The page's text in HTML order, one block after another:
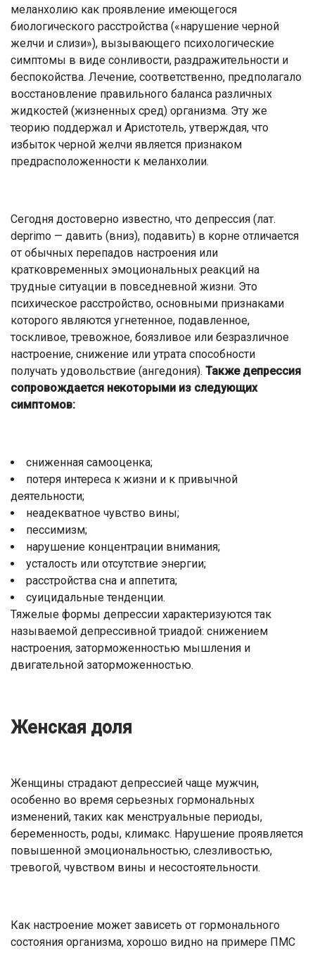
меланхолию как проявление имеющегося
биологического расстройства («нарушение черной
желчи и слизи»), вызывающего психологические
симптомы в виде сонливости, раздражительности и
беспокойства. Лечение, соответственно, предполагало
восстановление правильного баланса различных
жидкостей (жизненных сред) организма. Эту же
теорию поддержал и Аристотель, утверждая, что
избыток черной желчи является признаком
предрасположенности к меланхолии.
Сегодня достоверно известно, что депрессия (лат.
deprimo — давить (вниз), подавить) в корне отличается
от обычных перепадов настроения или
кратковременных эмоциональных реакций на
трудные ситуации в повседневной жизни. Это
психическое расстройство, основными признаками
которого являются угнетенное, подавленное,
тоскливое, тревожное, боязливое или безразличное
настроение, снижение или утрата способности
получать удовольствие (ангедония). Также депрессия
сопровождается некоторыми из следующих
симптомов:
сниженная самооценка;
потеря интереса к жизни и к привычной
деятельности;
неадекватное чувство вины;
пессимизм;
нарушение концентрации внимания;
усталость или отсутствие энергии;
расстройства сна и аппетита;
суицидальные тенденции.
Тяжелые формы депрессии характеризуются так
называемой депрессивной триадой: снижением
настроения, заторможенностью мышления и
двигательной заторможенностью.
Женская доля
Женщины страдают депрессией чаще мужчин,
особенно во время серьезных гормональных
изменений, таких как менструальные периоды,
беременность, роды, климакс. Нарушение проявляется
повышенной эмоциональностью, слезливостью,
тревогой, чувством вины и несостоятельности.
Как настроение может зависеть от гормонального
состояния организма, хорошо видно на примере ПМС